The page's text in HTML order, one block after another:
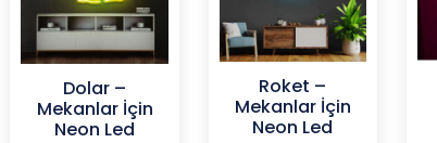
Dolar –
Mekanlar İçin
Neon Led
Roket –
Mekanlar İçin
Neon Led